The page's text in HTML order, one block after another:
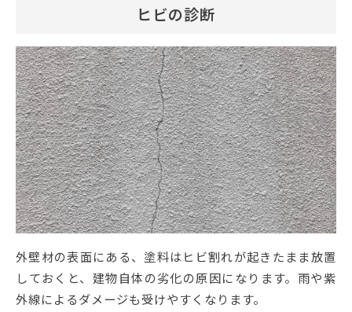
ヒビの診断
外壁材の表面にある、塗料はヒビ割れが起きたまま放置
しておくと、建物自体の劣化の原因になります。雨や紫
外線によるダメージも受けやすくなります。